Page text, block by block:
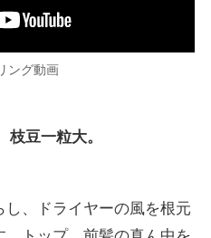
ング動画
枝豆一粒大。
、ドライヤーの風を根元